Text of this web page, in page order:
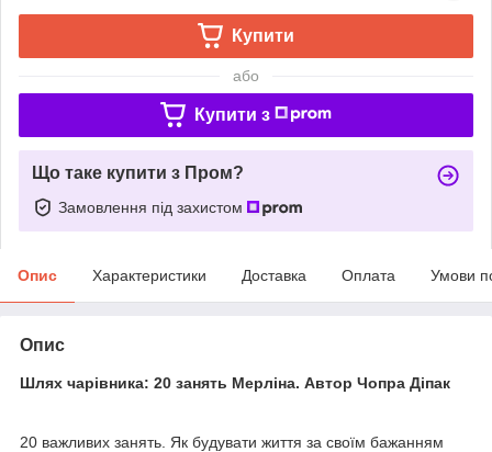
Купити
або
Купити з
Що таке купити з Пром?
Замовлення під захистом
Опис Характеристики Доставка Оплата Умови
Опис
Шлях чарівника: 20 занять Мерліна. Автор Чопра Діпак
20 важливих занять. Як будувати життя за своїм бажанням